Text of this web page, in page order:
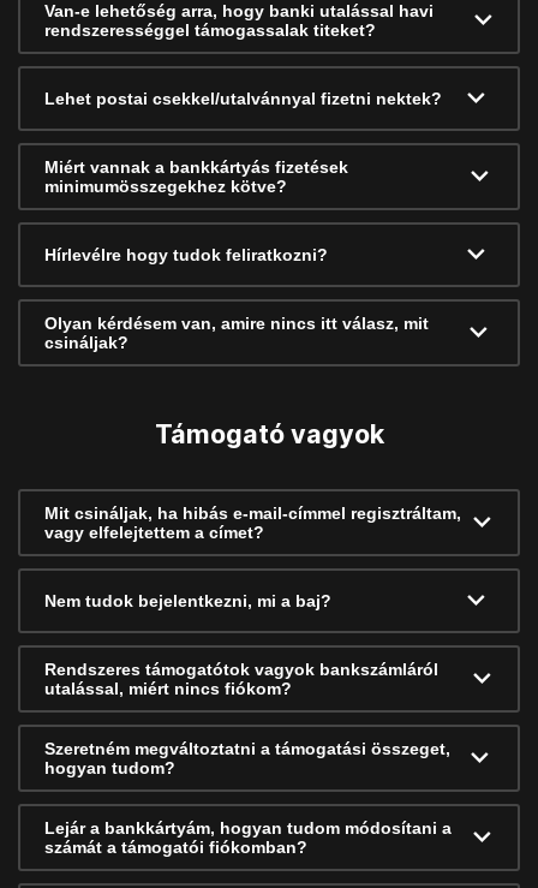
Van-e lehetőség arra, hogy banki utalással havi
rendszerességgel támogassalak titeket?
Lehet postai csekkel/utalvánnyal fizetni nektek?
Miért vannak a bankkártyás fizetések
minimumösszegekhez kötve?
Hírlevélre hogy tudok feliratkozni?
Olyan kérdésem van, amire nincs itt válasz, mit
csináljak?
Támogató vagyok
Mit csináljak, ha hibás e-mail-címmel regisztráltam,
vagy elfelejtettem a címet?
Nem tudok bejelentkezni, mi a baj?
Rendszeres támogatótok vagyok bankszámláról
utalással, miért nincs fiókom?
Szeretném megváltoztatni a támogatási összeget,
hogyan tudom?
Lejár a bankkártyám, hogyan tudom módosítani a
számát a támogatói fiókomban?